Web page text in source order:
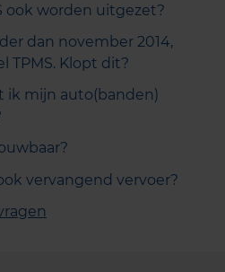
ook worden uitgezet?
dan november 2014,
TPMS. Klopt dit?
ik mijn auto(banden)
vervangend vervoer?